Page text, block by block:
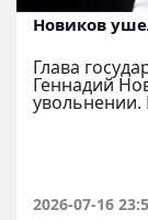
Новиков
Глава
Геннадий
увольнении.
2026-07-16